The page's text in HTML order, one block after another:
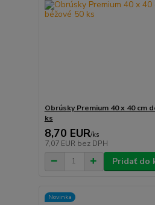
Obrúsky Premium 40 x 40 cm
ks
8,70 EUR/ks
7,07 EUR bez DPH
Pridať do
Novinka